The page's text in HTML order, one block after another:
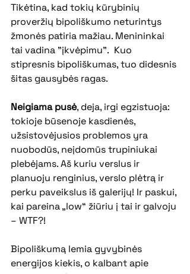
Tikėtina, kad tokių kūrybinių
proveržių bipoliškumo neturintys
žmonės patiria mažiau. Menininkai
tai vadina "įkvėpimu".  Kuo
stipresnis bipoliškumas, tuo didesnis
šitas gausybės ragas.
Neigiama pusė, deja, irgi egzistuoja:
tokioje būsenoje kasdienės,
užsistovėjusios problemos yra
nuobodūs, neįdomūs trupiniukai
plebėjams. Aš kuriu verslus ir
planuoju renginius, verslo plėtrą ir
perku paveikslus iš galerijų! Ir paskui,
kai pareina „low“ žiūriu į tai ir galvoju
– WTF?!
Bipoliškumą lemia gyvybinės
energijos kiekis, o kalbant apie